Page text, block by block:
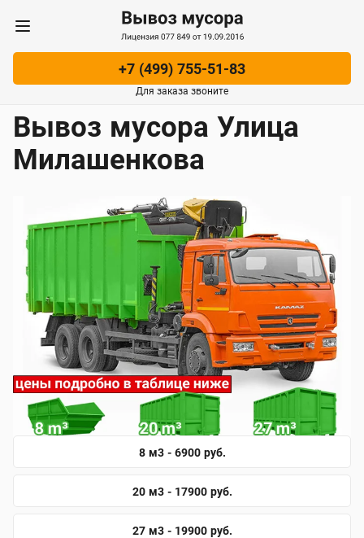
Вывоз из квартиры
Погрузка
+7 (499) 755-51-83
Для заказа звоните
Вывоз мусора Улица
Милашенкова
8 м3 - 6900 руб.
20 м3 - 17900 руб.
27 м3 - 19900 руб.